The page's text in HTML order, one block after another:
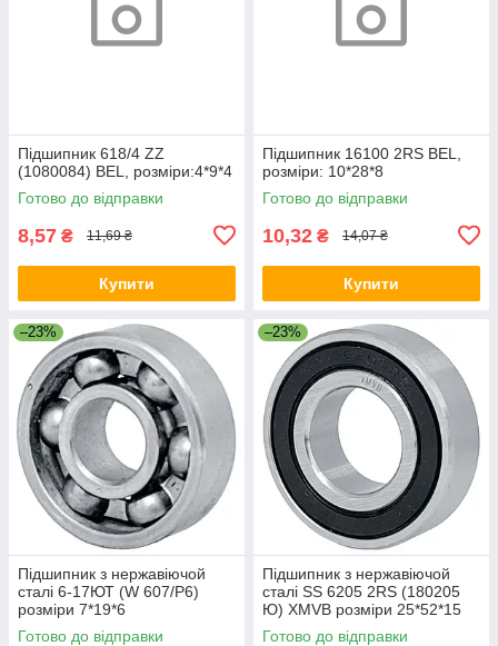
Підшипник 618/4 ZZ
(1080084) BEL, розміри:4*9*4
Готово до відправки
8,57 ₴ 11,69 ₴
Купити
Підшипник 16100 2RS BEL,
розміри: 10*28*8
Готово до відправки
10,32 ₴ 14,07 ₴
Купити
–23%
Підшипник з нержавіючой
сталі 6-17ЮТ (W 607/P6)
розміри 7*19*6
Готово до відправки
–23%
Підшипник з нержавіючой
сталі SS 6205 2RS (180205
Ю) XMVB розміри 25*52*15
Готово до відправки